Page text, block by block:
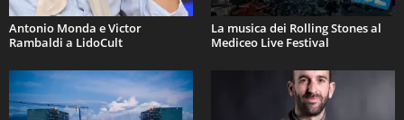
Antonio Monda e Victor
Rambaldi a LidoCult
La musica dei Rolling Stones al
Mediceo Live Festival